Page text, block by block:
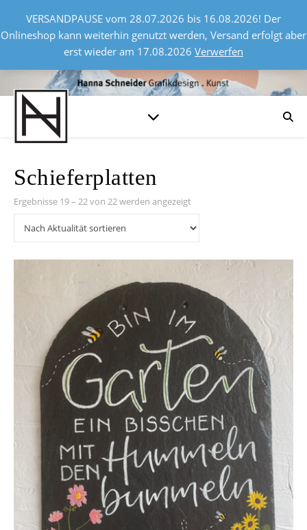
VERSANDPAUSE vom 28.07.2026 bis 16.08.2026! Der
Onlineshop kann weiterhin genutzt werden, Versand erfolgt aber
erst wieder am 17.08.2026 Verwerfen
Schieferplatten
Ergebnisse 19 – 22 von 22 werden angezeigt